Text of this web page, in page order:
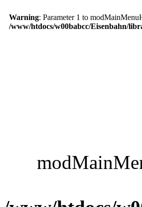
Warning: Parameter 1 to
/www/htdocs/w00babcc/Eisenbahn/